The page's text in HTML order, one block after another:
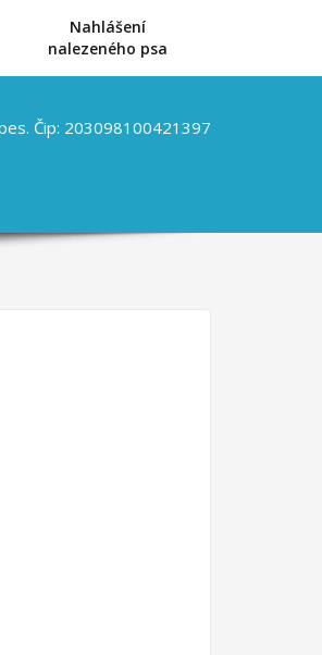
Nahlášení
nalezeného psa
Čip: 203098100421397